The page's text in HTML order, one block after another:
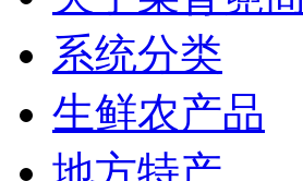
系统分类
生鲜农产品
地方特产